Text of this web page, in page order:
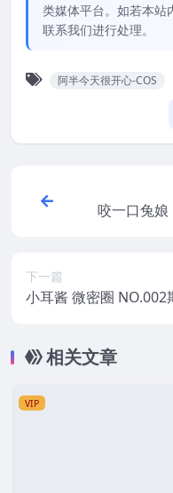
类媒体平台。如若本站
联系我们进行处理。
阿半今天很开心-COS
咬一口兔娘
下一篇
小耳酱 微密圈 NO.002
相关文章
VIP